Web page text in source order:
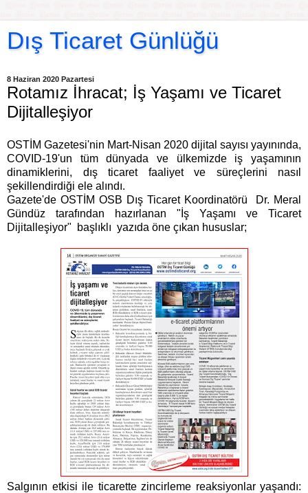
Dış Ticaret Günlüğü
8 Haziran 2020 Pazartesi
Rotamız İhracat; İş Yaşamı ve Ticaret
Dijitalleşiyor
OSTİM Gazetesi'nin Mart-Nisan 2020 dijital sayısı yayınında,
COVID-19'un tüm dünyada ve ülkemizde iş yaşamının
dinamiklerini, dış ticaret faaliyet ve süreçlerini nasıl
şekillendirdiği ele alındı.
Gazete'de OSTİM OSB Dış Ticaret Koordinatörü Dr. Meral
Gündüz tarafından hazırlanan "İş Yaşamı ve Ticaret
Dijitalleşiyor" başlıklı yazıda öne çıkan hususlar;
Salgının etkisi ile ticarette zincirleme reaksiyonlar yaşandı: